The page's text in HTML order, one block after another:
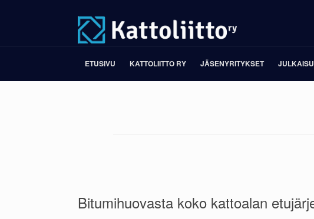
ETUSIVU KATTOLIITTO RY JÄSENYRITYKSET
Bitumihuovasta koko kattoalan